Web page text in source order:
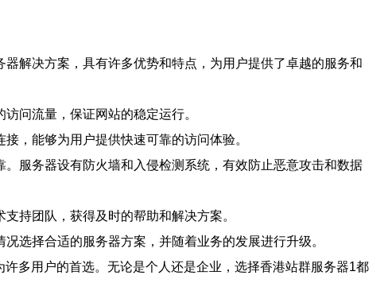
解决方案，具有许多优势和特点，为用户提供了卓越的服务和
问流量，保证网站的稳定运行。
，能够为用户提供快速可靠的访问体验。
服务器设有防火墙和入侵检测系统，有效防止恶意攻击和数据
持团队，获得及时的帮助和解决方案。
选择合适的服务器方案，并随着业务的发展进行升级。
多用户的首选。无论是个人还是企业，选择香港站群服务器1都